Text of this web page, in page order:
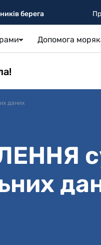
берега
Допомога
даних